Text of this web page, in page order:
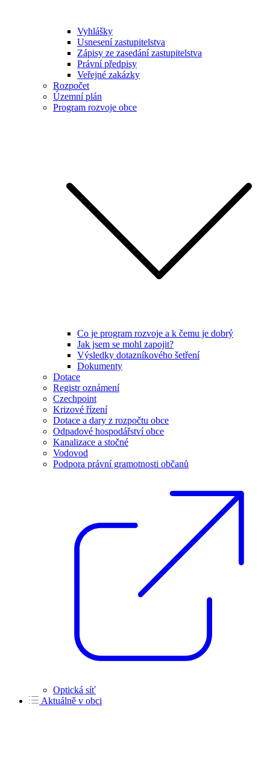
Vyhlášky
Usnesení zastupitelstva
Zápisy ze zasedání zastupitelstva
Právní předpisy
Veřejné zakázky
Rozpočet
Územní plán
Program rozvoje obce
Co je program rozvoje a k čemu je dobrý
Jak jsem se mohl zapojit?
Výsledky dotazníkového šetření
Dokumenty
Dotace
Registr oznámení
Czechpoint
Krizové řízení
Dotace a dary z rozpočtu obce
Odpadové hospodářství obce
Kanalizace a stočné
Vodovod
Podpora právní gramotnosti občanů
Optická síť
Aktuálně v obci